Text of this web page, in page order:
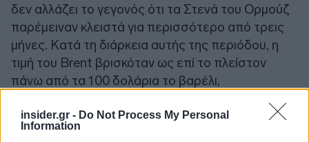
insider.gr - Do Not Process My Personal
Information
δεν αλλάζει το γεγονός ότι τα Στενά του Ορμούζ
παρέμειναν κλειστά για περισσότερο από τρεις
μήνες. Κατά τη διάρκεια αυτής της περιόδου, η
τιμή του Brent βρισκόταν ως επί το πλείστον
πάνω από τα 100 δολάρια το βαρέλι,
αέριο η αύξηση ήταν ακόμη μεγαλύτερη.